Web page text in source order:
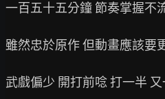
一百五十五分鐘 節奏掌握不
雖然忠於原作 但動畫應該要
武戲偏少 開打前唸 打一半